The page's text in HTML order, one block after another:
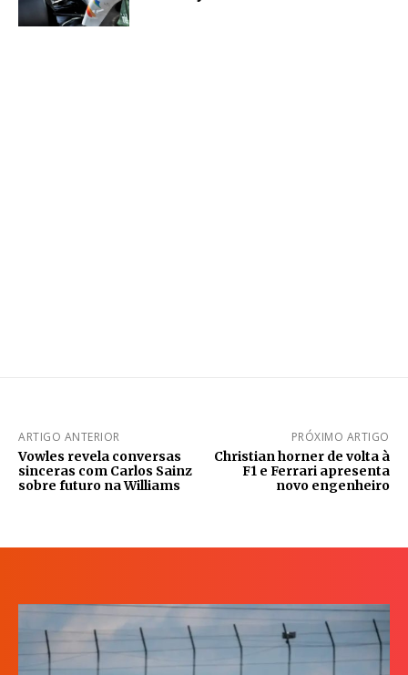
ARTIGO ANTERIOR
Vowles revela conversas
sinceras com Carlos Sainz
sobre futuro na Williams
PRÓXIMO ARTIGO
Christian horner de volta à
F1 e Ferrari apresenta
novo engenheiro